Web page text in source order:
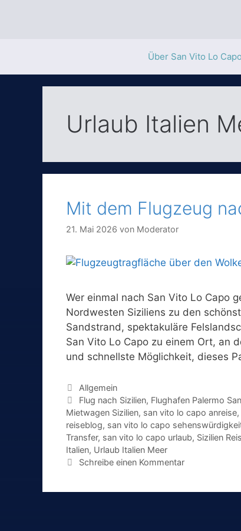
Über San Vito Lo Capo
Urlaub Italien
Mit dem Flugzeug
21. Mai 2026 von Moderator
Wer einmal nach San Vito Lo Capo
Nordwesten Siziliens zu den
Sandstrand, spektakuläre
San Vito Lo Capo zu einem Ort, an
und schnellste Möglichkeit, dieses
Kategorien
Allgemein
Schlagwörter
Flug nach Sizilien, Flughafen Palermo
Mietwagen Sizilien, san vito lo capo anreise,
reiseblog, san vito lo capo
Transfer, san vito lo capo urlaub, Sizilien
Italien, Urlaub Italien Meer
Schreibe einen Kommentar